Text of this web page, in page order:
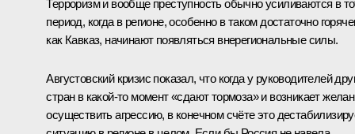
Терроризм и вообще преступность обычно усиливаются в
период, когда в регионе, особенно в таком достаточно
как Кавказ, начинают появляться внерегиональные силы.
Августовский кризис показал, что когда у руководителей
стран в какой‑то момент «сдают тормоза» и возникает
осуществить агрессию, в конечном счёте это